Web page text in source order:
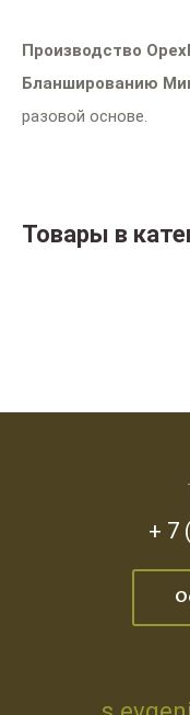
Производство
Бланшированию
разовой основе.
Товары в
+ 7